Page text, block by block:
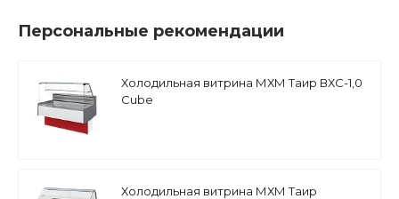
Персональные рекомендации
Холодильная витрина МХМ Таир ВХС-1,0
Cube
Холодильная витрина МХМ Таир